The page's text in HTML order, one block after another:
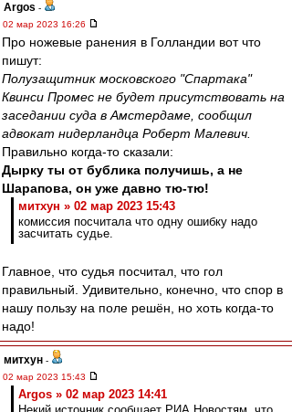
Argos -
02 мар 2023 16:26
Про ножевые ранения в Голландии вот что
пишут:
Полузащитник московского "Спартака"
Квинси Промес не будет присутствовать на
заседании суда в Амстердаме, сообщил
адвокат нидерландца Роберт Малевич.
Правильно когда-то сказали:
Дырку ты от бублика получишь, а не
Шарапова, он уже давно тю-тю!
митхун » 02 мар 2023 15:43
комиссия посчитала что одну ошибку надо
засчитать судье.
Главное, что судья посчитал, что гол
правильный. Удивительно, конечно, что спор в
нашу пользу на поле решён, но хоть когда-то
надо!
митхун -
02 мар 2023 15:43
Argos » 02 мар 2023 14:41